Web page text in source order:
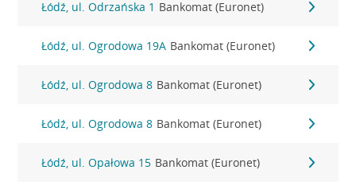
Łódź, ul. Odrzańska 1 Bankomat (Euronet)
Łódź, ul. Ogrodowa 19A Bankomat (Euronet)
Łódź, ul. Ogrodowa 8 Bankomat (Euronet)
Łódź, ul. Ogrodowa 8 Bankomat (Euronet)
Łódź, ul. Opałowa 15 Bankomat (Euronet)